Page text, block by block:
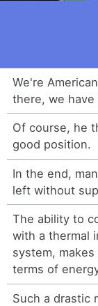
We're
there, we
Of course, he
good position.
In the end,
left without
The ability to
with a thermal
system,
terms of
Such a drastic